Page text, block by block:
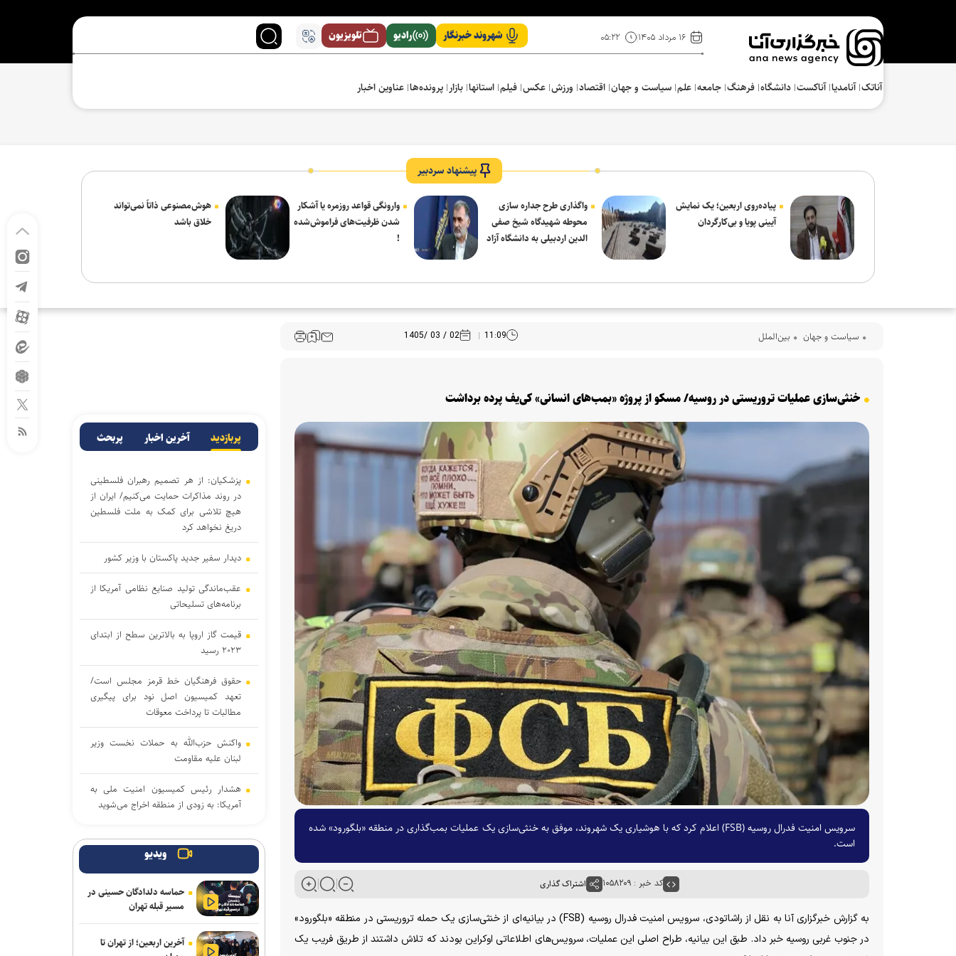
۱۶ مرداد ۱۴۰۵ ۰۵:۲۲ شهروند خبرنگار رادیو تلویزیون
آناتک آنامدیا آناکست دانشگاه فرهنگ‌ جامعه علم سیاست و جهان اقتصاد ورزش عکس فیلم استانها بازار پرونده‌ها عناوین اخبار
پیشنهاد سردبیر
پیاده‌روی اربعین؛ یک نمایش
آیینی پویا و بی‌کارگردان
واگذاری طرح جداره سازی
محوطه شهیدگاه شیخ صفی
الدین اردبیلی به دانشگاه آزاد
وارونگی قواعد روزمره یا آشکار
شدن ظرفیت‌های فراموش‌شده
!
هوش‌مصنوعی ذاتاً نمی‌تواند
خلاق باشد
سیاست و جهان بین‌الملل 11:09
02 / 03 /1405
خنثی‌سازی عملیات تروریستی در روسیه/ مسکو از پروژه «بمب‌های انسانی» کی‌یف پرده برداشت
سرویس امنیت فدرال روسیه (FSB) اعلام کرد که با هوشیاری یک شهروند، موفق به خنثی‌سازی یک عملیات بمب‌گذاری در منطقه «بلگورود» شده
است.
کد خبر : ۱۰۵۸۲۰۹ اشتراک گذاری
به گزارش خبرگزاری آنا به نقل از راشاتودی، سرویس امنیت فدرال روسیه (FSB) در بیانیه‌ای از خنثی‌سازی یک حمله تروریستی در منطقه «بلگورود»
در جنوب غربی روسیه خبر داد. طبق این بیانیه، طراح اصلی این عملیات، سرویس‌های اطلاعاتی اوکراین بودند که تلاش داشتند از طریق فریب یک
پربازدید آخرین اخبار پربحث
پزشکیان: از هر تصمیم رهبران فلسطینی
در روند مذاکرات حمایت می‌کنیم/ ایران از
هیچ تلاشی برای کمک به ملت فلسطین
دریغ نخواهد کرد
دیدار سفیر جدید پاکستان با وزیر کشور
عقب‌ماندگی تولید صنایع نظامی آمریکا از
برنامه‌های تسلیحاتی
قیمت گاز اروپا به بالاترین سطح از ابتدای
۲۰۲۳ رسید
حقوق فرهنگیان خط قرمز مجلس است/
تعهد کمیسیون اصل نود برای پیگیری
مطالبات تا پرداخت معوقات
واکنش حزب‌الله به حملات نخست‌ وزیر
لبنان علیه مقاومت
هشدار رئیس کمیسیون امنیت ملی به
آمریکا: به زودی از منطقه اخراج می‌شوید
پیروزی نامزد حامی فلسطین در انتخابات
مقدماتی دموکرات‌ها برای سنا
دموکرات‌های کنگره آمریکا آمار تلفات جنگ
با ایران را زیر سؤال بردند
جنگ رمضان و تولد نظم منطقه ای ایران
ویدیو
حماسه دلدادگان حسینی در
مسیر قبله تهران
آخرین اربعین؛ از تهران تا